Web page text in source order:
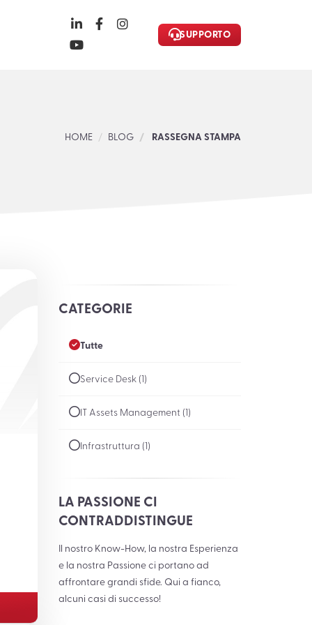
SUPPORTO
HOME BLOG RASSEGNA STAMPA
CATEGORIE
Tutte
Service Desk (1)
IT Assets Management (1)
Infrastruttura (1)
LA PASSIONE CI
CONTRADDISTINGUE
Il nostro Know-How, la nostra Esperienza
e la nostra Passione ci portano ad
affrontare grandi sfide. Qui a fianco,
alcuni casi di successo!